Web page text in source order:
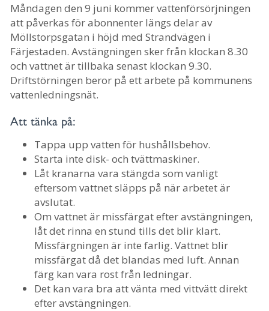
Måndagen den 9 juni kommer vattenförsörjningen
att påverkas för abonnenter längs delar av
Möllstorpsgatan i höjd med Strandvägen i
Färjestaden. Avstängningen sker från klockan 8.30
och vattnet är tillbaka senast klockan 9.30.
Driftstörningen beror på ett arbete på kommunens
vattenledningsnät.
Att tänka på:
Tappa upp vatten för hushållsbehov.
Starta inte disk- och tvättmaskiner.
Låt kranarna vara stängda som vanligt
eftersom vattnet släpps på när arbetet är
avslutat.
Om vattnet är missfärgat efter avstängningen,
låt det rinna en stund tills det blir klart.
Missfärgningen är inte farlig. Vattnet blir
missfärgat då det blandas med luft. Annan
färg kan vara rost från ledningar.
Det kan vara bra att vänta med vittvätt direkt
efter avstängningen.